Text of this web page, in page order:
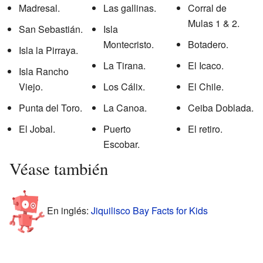
Madresal.
San Sebastián.
Isla la Pirraya.
Isla Rancho
Viejo.
Punta del Toro.
El Jobal.
Las gallinas.
Isla
Montecristo.
La Tirana.
Los Cálix.
La Canoa.
Puerto
Escobar.
Corral de
Mulas 1 & 2.
Botadero.
El Icaco.
El Chile.
Ceiba Doblada.
El retiro.
Véase también
En inglés: Jiquilisco Bay Facts for Kids